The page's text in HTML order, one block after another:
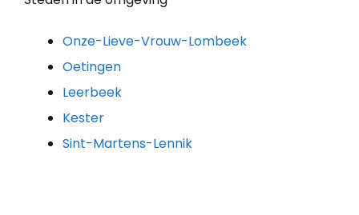
Onze-Lieve-Vrouw-Lombeek
Oetingen
Leerbeek
Kester
Sint-Martens-Lennik